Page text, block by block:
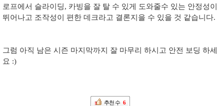
로프에서 슬라이딩, 카빙을 잘 탈 수 있게 도와줄수 있는 안정성이
뛰어나고 조작성이 편한 데크라고 결론지을 수 있을 것 같습니다.
그럼 아직 남은 시즌 마지막까지 잘 마무리 하시고 안전 보딩 하세
요 :)
추천 수 6